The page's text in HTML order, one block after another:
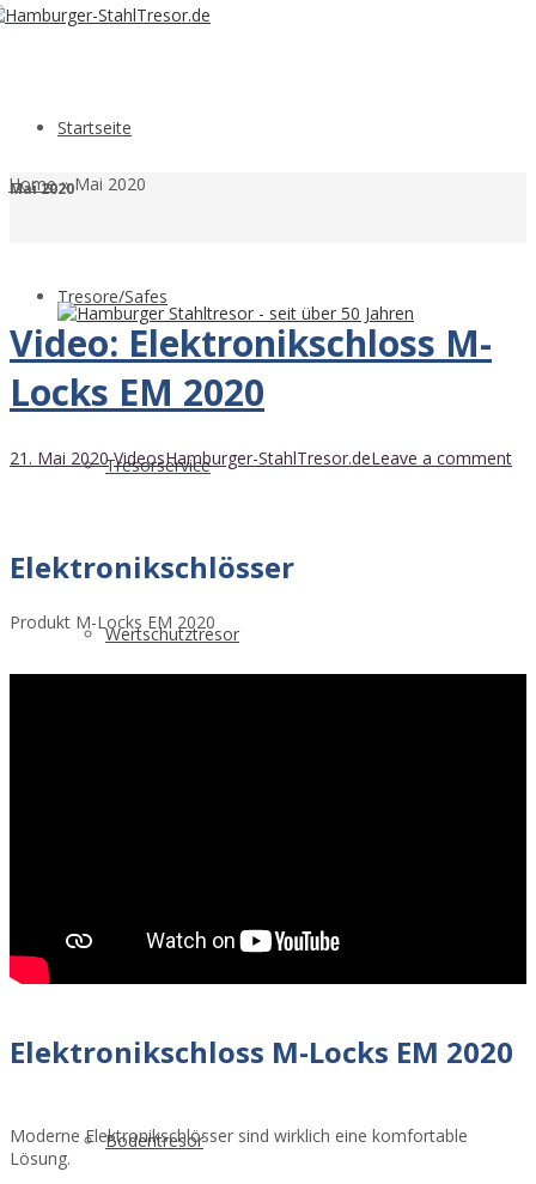
Startseite
Tresore/Safes
Tresorservice
Wertschutztresor
Bodentresor
Mai 2020
Home »Mai 2020
Video: Elektronikschloss M-
Locks EM 2020
21. Mai 2020 VideosHamburger-StahlTresor.deLeave a comment
Elektronikschlösser
Produkt M-Locks EM 2020
Elektronikschloss M-Locks EM 2020
Moderne Elektronikschlösser sind wirklich eine komfortable
Lösung.